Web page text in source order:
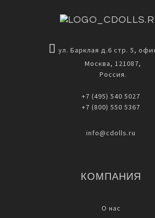
ул. Барклая д.6 стр. 5,
Москва, 121087,
Россия.
+7 (495) 540 5027
+7 (800) 550 5367
info@cdolls.ru
КОМПАНИЯ
О нас